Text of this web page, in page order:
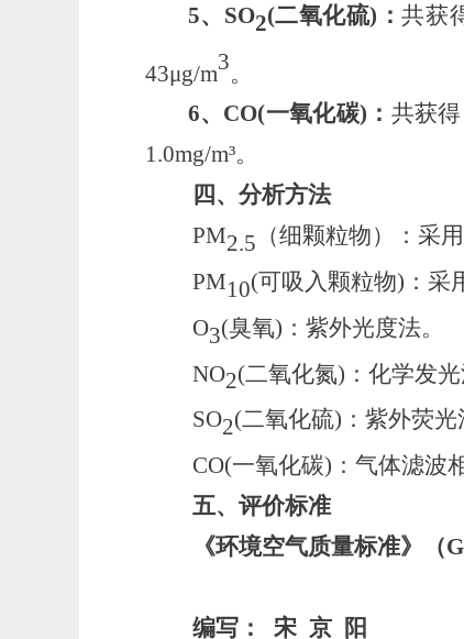
5、 SO2(二氧化硫) ：共获
43μg/m3。
6、 CO(一氧化碳) ： 共获
1.0mg/m³。
四、分析方法
PM2.5 （细颗粒物） ：采用
PM10(可吸入颗粒物) ：采
O3(臭氧) ：紫外光度法。
NO2(二氧化氮) ：化学发光
SO2(二氧化硫) ：紫外荧光
CO(一氧化碳) ：气体滤波
五、评价标准
《环境空气质量标准》（
编写： 宋 京 阳